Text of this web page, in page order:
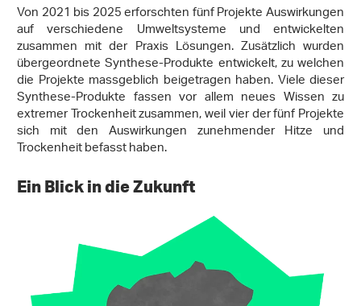
Von 2021 bis 2025 erforschten fünf Projekte Auswirkungen
auf verschiedene Umweltsysteme und entwickelten
zusammen mit der Praxis Lösungen. Zusätzlich wurden
übergeordnete Synthese-Produkte entwickelt, zu welchen
die Projekte massgeblich beigetragen haben. Viele dieser
Synthese-Produkte fassen vor allem neues Wissen zu
extremer Trockenheit zusammen, weil vier der fünf Projekte
sich mit den Auswirkungen zunehmender Hitze und
Trockenheit befasst haben.
Ein Blick in die Zukunft